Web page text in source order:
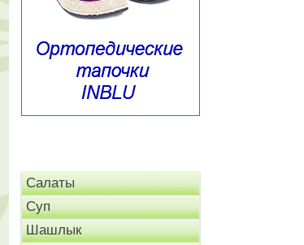
Салаты
Суп
Шашлык